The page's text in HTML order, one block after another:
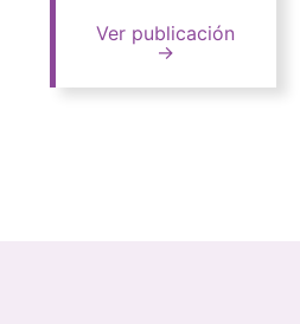
Ver publicación
→